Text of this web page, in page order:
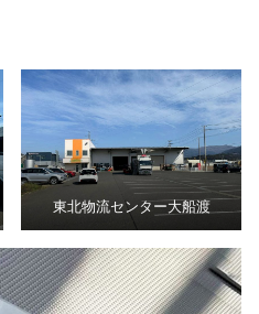
東北物流センター大船渡